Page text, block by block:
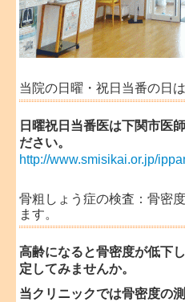
当院の日曜・祝日当番の日は
日曜祝日当番医は下関市医
ださい。
http://www.smisikai.or.jp/
骨粗しょう症の検査：骨密
ます。
高齢になると骨密度が低下
定してみませんか。
当クリニックでは骨密度の